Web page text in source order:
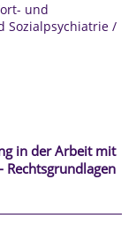
und
Sozialpsychiatrie /
in der Arbeit mit
Rechtsgrundlagen